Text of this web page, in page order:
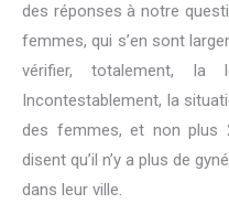
des réponses à notre
femmes, qui s’en sont
vérifier, totalement, la
Incontestablement, la
des femmes, et non plus
disent qu’il n’y a plus de
dans leur ville.